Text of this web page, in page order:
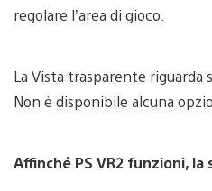
regolare l’area di gioco.
La Vista trasparente riguarda
Non è disponibile alcuna
Affinché PS VR2 funzioni,